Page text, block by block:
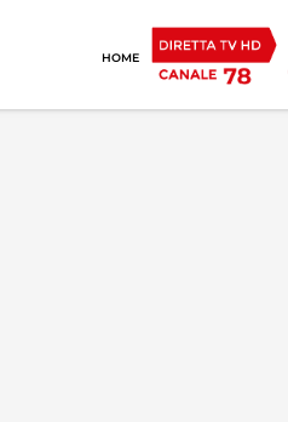
HOME